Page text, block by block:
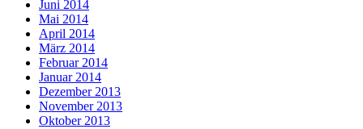
Juni 2014
Mai 2014
April 2014
März 2014
Februar 2014
Januar 2014
Dezember 2013
November 2013
Oktober 2013